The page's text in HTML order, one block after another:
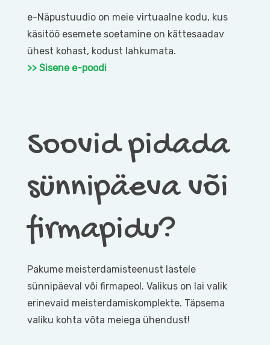
e-Näpustuudio on meie virtuaalne kodu, kus
käsitöö esemete soetamine on kättesaadav
ühest kohast, kodust lahkumata.
>> Sisene e-poodi
Soovid pidada
sünnipäeva või
firmapidu?
Pakume meisterdamisteenust lastele
sünnipäeval või firmapeol. Valikus on lai valik
erinevaid meisterdamiskomplekte. Täpsema
valiku kohta võta meiega ühendust!